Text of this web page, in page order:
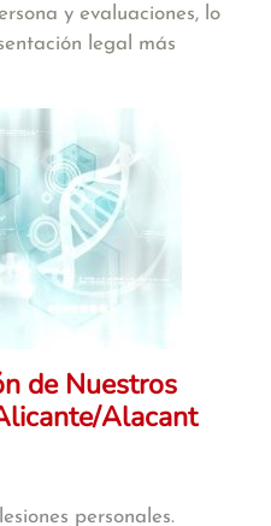
y evaluaciones, lo
legal más
de Nuestros
Alacant
personales.